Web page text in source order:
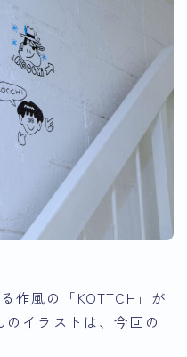
作風の「KOTTCH」が
のイラストは、今回の